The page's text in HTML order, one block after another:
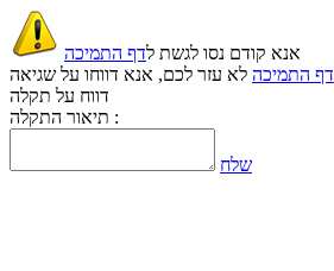
אנא קודם נסו לגשת לדף התמיכה
דף התמיכה
דווח על תקלה
תיאור התקלה :
שלח